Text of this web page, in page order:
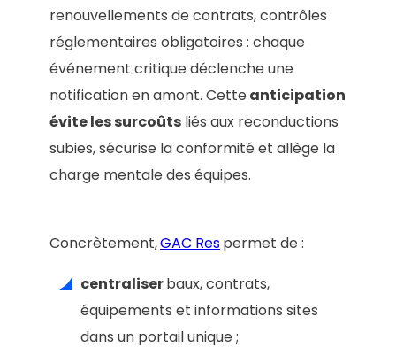
renouvellements de contrats, contrôles
réglementaires obligatoires : chaque
événement critique déclenche une
notification en amont. Cetteanticipation
évite les surcoûts liés aux reconductions
subies, sécurise la conformité et allège la
charge mentale des équipes.
Concrètement,GAC Respermet de :
centraliserbaux, contrats,
équipements et informations sites
dans un portail unique ;